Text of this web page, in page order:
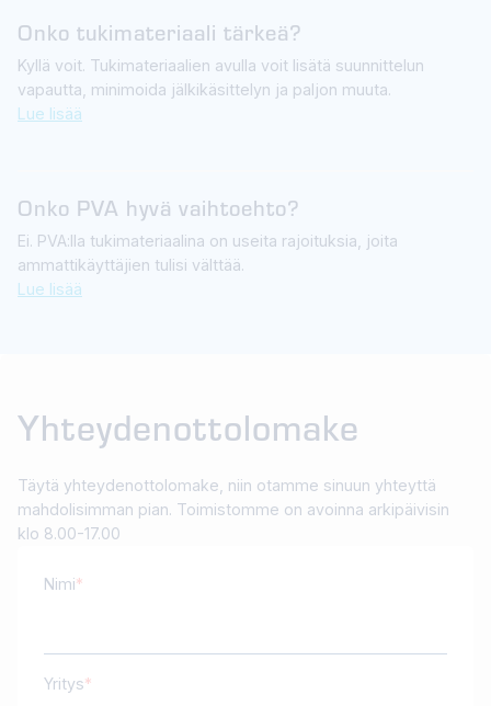
Onko tukimateriaali tärkeä?
Kyllä voit. Tukimateriaalien avulla voit lisätä suunnittelun
vapautta, minimoida jälkikäsittelyn ja paljon muuta.
Lue lisää
Onko PVA hyvä vaihtoehto?
Ei. PVA:lla tukimateriaalina on useita rajoituksia, joita
ammattikäyttäjien tulisi välttää.
Lue lisää
Yhteydenottolomake
Täytä yhteydenottolomake, niin otamme sinuun yhteyttä
mahdolisimman pian. Toimistomme on avoinna arkipäivisin
klo 8.00-17.00
Nimi
Yritys